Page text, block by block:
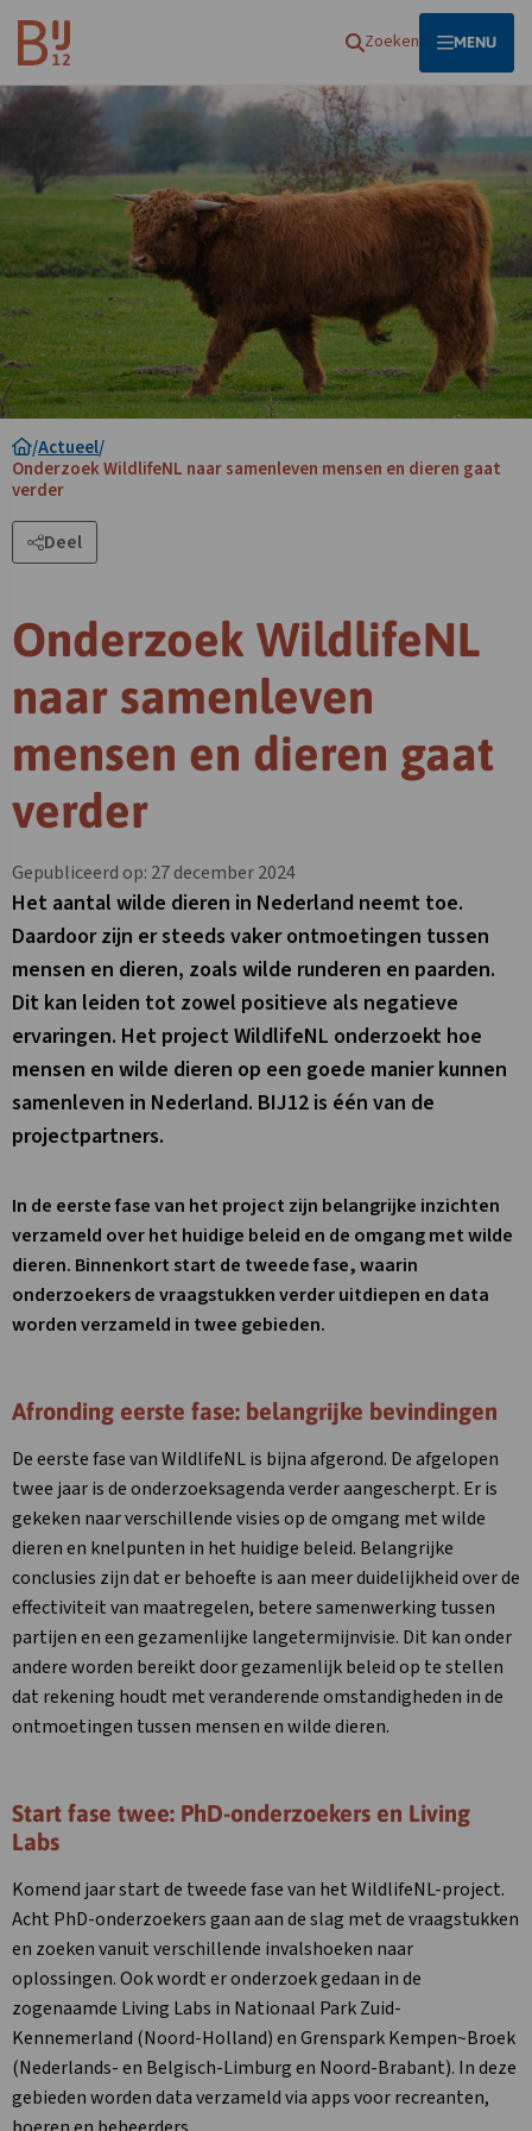
Homepagina Zoeken OPEN
MENU
/Actueel/
Onderzoek WildlifeNL naar samenleven mensen en dieren gaat
verder
Deel
Onderzoek WildlifeNL
naar samenleven
mensen en dieren gaat
verder
Gepubliceerd op: 27 december 2024
Het aantal wilde dieren in Nederland neemt toe.
Daardoor zijn er steeds vaker ontmoetingen tussen
mensen en dieren, zoals wilde runderen en paarden.
Dit kan leiden tot zowel positieve als negatieve
ervaringen. Het project WildlifeNL onderzoekt hoe
mensen en wilde dieren op een goede manier kunnen
samenleven in Nederland. BIJ12 is één van de
projectpartners.
In de eerste fase van het project zijn belangrijke inzichten
verzameld over het huidige beleid en de omgang met wilde
dieren. Binnenkort start de tweede fase, waarin
onderzoekers de vraagstukken verder uitdiepen en data
worden verzameld in twee gebieden.
Afronding eerste fase: belangrijke bevindingen
De eerste fase van WildlifeNL is bijna afgerond. De afgelopen
twee jaar is de onderzoeksagenda verder aangescherpt. Er is
gekeken naar verschillende visies op de omgang met wilde
dieren en knelpunten in het huidige beleid. Belangrijke
conclusies zijn dat er behoefte is aan meer duidelijkheid over de
effectiviteit van maatregelen, betere samenwerking tussen
partijen en een gezamenlijke langetermijnvisie. Dit kan onder
andere worden bereikt door gezamenlijk beleid op te stellen
dat rekening houdt met veranderende omstandigheden in de
ontmoetingen tussen mensen en wilde dieren.
Start fase twee: PhD-onderzoekers en Living
Labs
Komend jaar start de tweede fase van het WildlifeNL-project.
Acht PhD-onderzoekers gaan aan de slag met de vraagstukken
en zoeken vanuit verschillende invalshoeken naar
oplossingen. Ook wordt er onderzoek gedaan in de
zogenaamde Living Labs in Nationaal Park Zuid-
Kennemerland (Noord-Holland) en Grenspark Kempen~Broek
(Nederlands- en Belgisch-Limburg en Noord-Brabant). In deze
gebieden worden data verzameld via apps voor recreanten,